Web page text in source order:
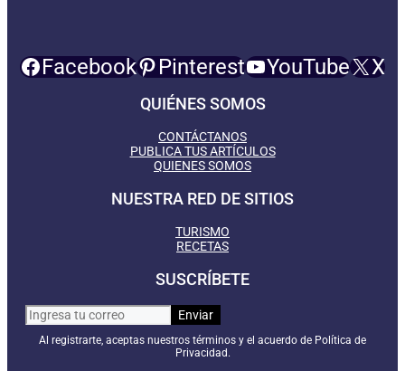
Facebook Pinterest YouTube X
QUIÉNES SOMOS
CONTÁCTANOS
PUBLICA TUS ARTÍCULOS
QUIENES SOMOS
NUESTRA RED DE SITIOS
TURISMO
RECETAS
SUSCRÍBETE
Al registrarte, aceptas nuestros términos y el acuerdo de Política de
Privacidad.